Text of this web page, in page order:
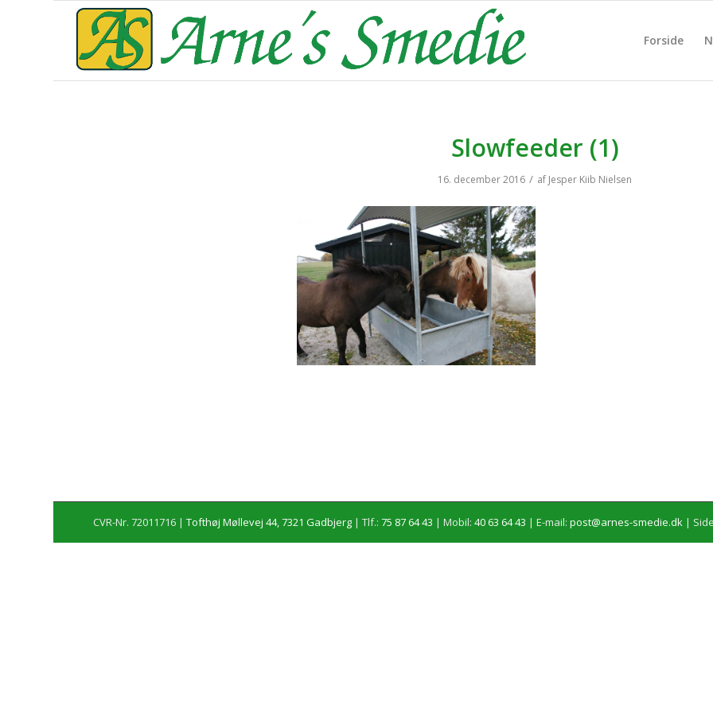
Forside
Slowfeeder (1)
16. december 2016 / af Jesper Kiib Nielsen
CVR-Nr. 72011716 |Tofthøj Møllevej 44, 7321 Gadbjerg | Tlf.:75 87 64 43 | Mobil:40 63 64 43 | E-mail:post@arnes-smedie.dk |